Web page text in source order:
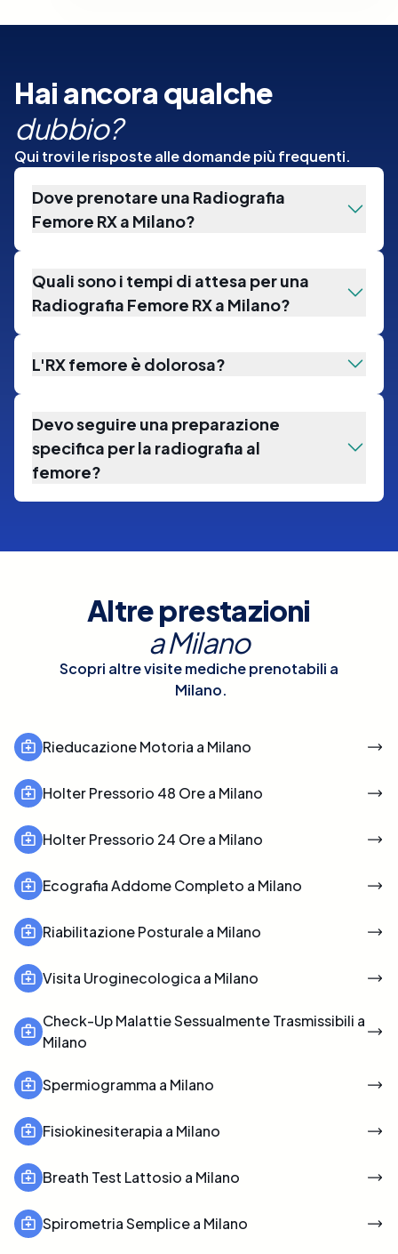
Hai ancora qualche
dubbio?
Qui trovi le risposte alle domande più frequenti.
Dove prenotare una Radiografia
Femore RX a Milano?
Quali sono i tempi di attesa per una
Radiografia Femore RX a Milano?
L'RX femore è dolorosa?
Devo seguire una preparazione
specifica per la radiografia al
femore?
Altre prestazioni
aMilano
Scopri altre visite mediche prenotabili a
Milano.
Rieducazione Motoria a Milano
Holter Pressorio 48 Ore a Milano
Holter Pressorio 24 Ore a Milano
Ecografia Addome Completo a Milano
Riabilitazione Posturale a Milano
Visita Uroginecologica a Milano
Check-Up Malattie Sessualmente Trasmissibili a
Milano
Spermiogramma a Milano
Fisiokinesiterapia a Milano
Breath Test Lattosio a Milano
Spirometria Semplice a Milano